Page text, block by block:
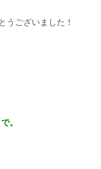
うございました！
。